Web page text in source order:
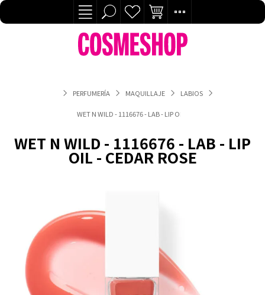
PERFUMERÍA MAQUILLAJE LABIOS
WET N WILD - 1116676 - LAB - LIP OIL - CEDAR ROSE
WET N WILD - 1116676 - LAB - LIP
OIL - CEDAR ROSE